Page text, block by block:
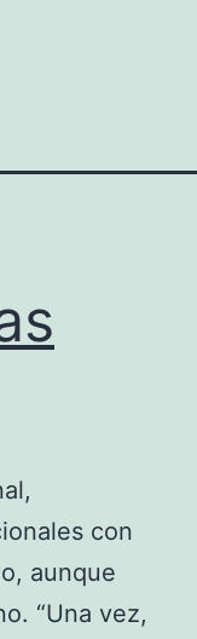
con
aunque
“Una vez,